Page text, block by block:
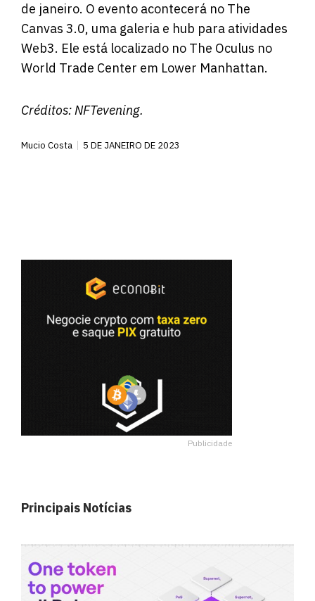
de janeiro. O evento acontecerá no The
Canvas 3.0, uma galeria e hub para atividades
Web3. Ele está localizado no The Oculus no
World Trade Center em Lower Manhattan.
Créditos:NFTevening.
Mucio Costa 5 DE JANEIRO DE 2023
Publicidade
Principais Notícias